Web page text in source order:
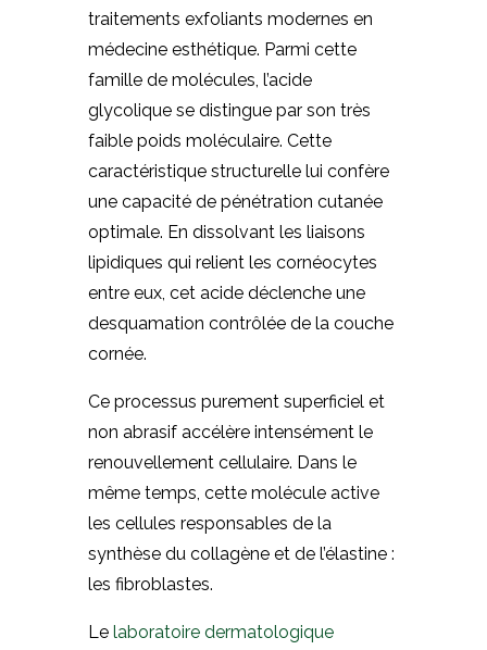
traitements exfoliants modernes en
médecine esthétique. Parmi cette
famille de molécules, l’acide
glycolique se distingue par son très
faible poids moléculaire. Cette
caractéristique structurelle lui confère
une capacité de pénétration cutanée
optimale. En dissolvant les liaisons
lipidiques qui relient les cornéocytes
entre eux, cet acide déclenche une
desquamation contrôlée de la couche
cornée.
Ce processus purement superficiel et
non abrasif accélère intensément le
renouvellement cellulaire. Dans le
même temps, cette molécule active
les cellules responsables de la
synthèse du collagène et de l’élastine :
les fibroblastes.
Le laboratoire dermatologique